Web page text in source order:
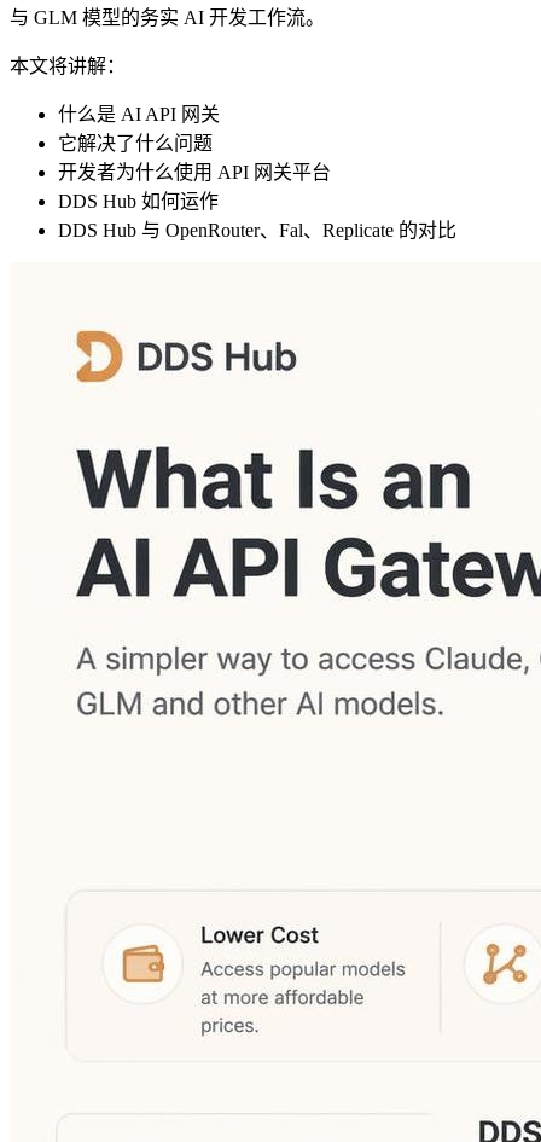
与 GLM 模型的务实 AI 开发工作流。
本文将讲解：
什么是 AI API 网关
它解决了什么问题
开发者为什么使用 API 网关平台
DDS Hub 如何运作
DDS Hub 与 OpenRouter、Fal、Replicate 的对比